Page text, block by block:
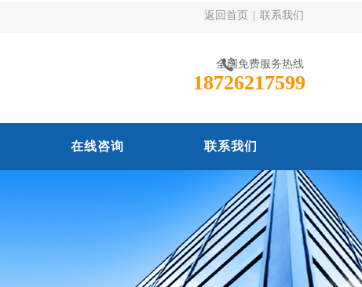
返回首页 联系我们
全国免费服务热线
18726217599
在线咨询 联系我们